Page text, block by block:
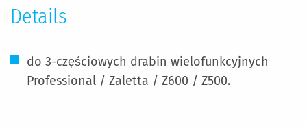
Details
do 3-częściowych drabin wielofunkcyjnych
Professional / Zaletta / Z600 / Z500.